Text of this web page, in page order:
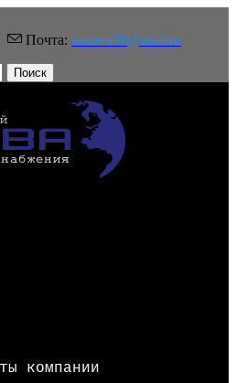
Почта: osnova38@mail.ru
Поиск
компании